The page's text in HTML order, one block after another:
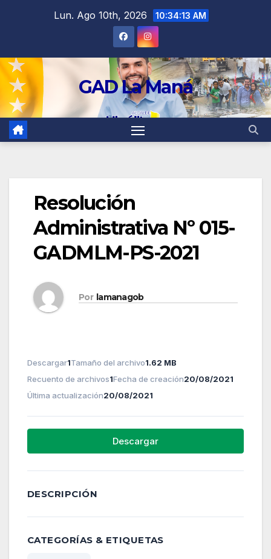
Lun. Ago 10th, 2026 10:34:13 AM
GAD La Maná
Resolución
Administrativa Nº 015-
GADMLM-PS-2021
Por lamanagob
Descargar1Tamaño del archivo1.62 MB
Recuento de archivos1Fecha de creación20/08/2021
Última actualización20/08/2021
Descargar
DESCRIPCIÓN
CATEGORÍAS & ETIQUETAS